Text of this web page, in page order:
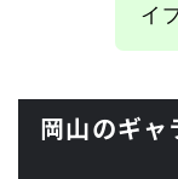
イ
岡山のギャ